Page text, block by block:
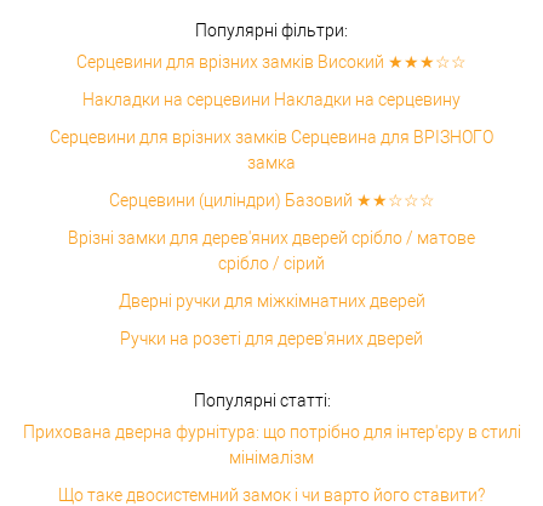
Популярні фільтри:
Серцевини для врізних замків Високий ★★★☆☆
Накладки на серцевини Накладки на серцевину
Серцевини для врізних замків Серцевина для ВРІЗНОГО
замка
Серцевини (циліндри) Базовий ★★☆☆☆
Врізні замки для дерев'яних дверей срібло / матове
срібло / сірий
Дверні ручки для міжкімнатних дверей
Ручки на розеті для дерев'яних дверей
Популярні статті:
Прихована дверна фурнітура: що потрібно для інтер'єру в стилі
мінімалізм
Що таке двосистемний замок і чи варто його ставити?